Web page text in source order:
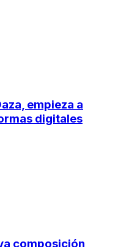
empieza a
digitales
composición